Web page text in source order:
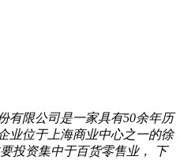
有限公司是一家具有50余年历
业位于上海商业中心之一的徐
投资集中于百货零售业， 下